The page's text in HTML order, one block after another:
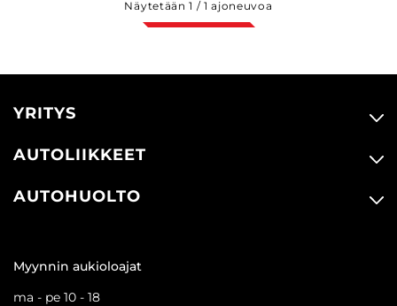
Näytetään1 /1 ajoneuvoa
YRITYS
AUTOLIIKKEET
AUTOHUOLTO
Myynnin aukioloajat
ma - pe 10 - 18